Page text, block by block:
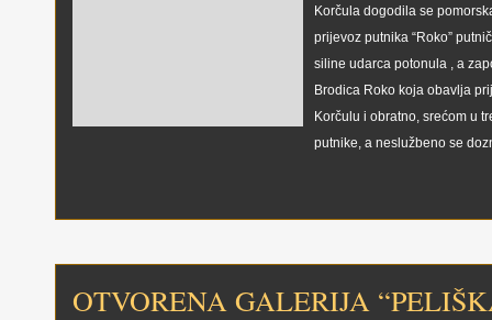
Korčula dogodila se
prijevoz putnika “Roko”
siline udarca potonula , a
Brodica Roko koja obavlja
Korčulu i obratno, srećom u
putnike, a neslužbeno se
OTVORENA GALERIJA